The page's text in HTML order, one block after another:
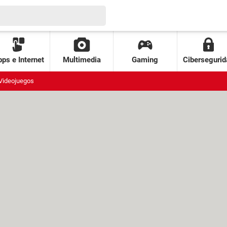
e Internet Multimedia Gaming